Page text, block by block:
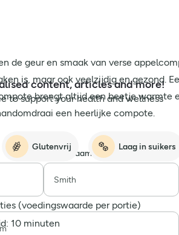
de geur en smaak van verse
is, maar ook veelzijdig en gezond.
brengt altijd een beetje warmte
een heerlijke compote.
Glutenvrij Laag in suikers
(voedingswaarde per portie)
10 minuten
content, articles and more!
to support your health and wellness
Achternaam